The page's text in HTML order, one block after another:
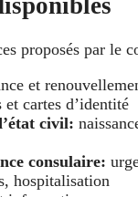
proposés par le
et
et cartes d’identité
civil:
consulaire:
hospitalisation